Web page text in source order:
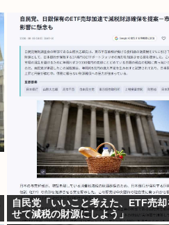
自民党「いいこと考えた、ETF売却
せて減税の財源にしよう」